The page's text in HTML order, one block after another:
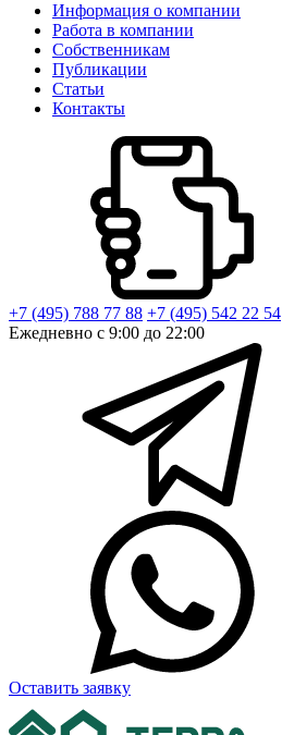
Информация о компании
Работа в компании
Собственникам
Публикации
Статьи
Контакты
+7 (495) 788 77 88 +7 (495) 542 22 54
Ежедневно с 9:00 до 22:00
Оставить заявку